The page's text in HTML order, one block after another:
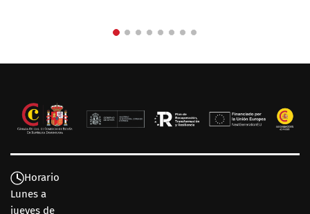
Horario
Lunes a
jueves de